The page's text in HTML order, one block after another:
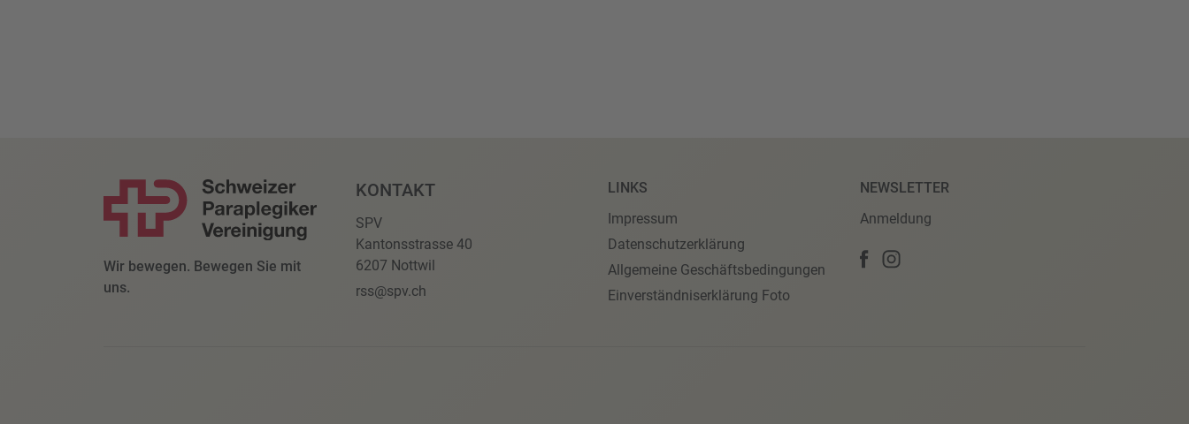
Wir bewegen. Bewegen Sie mit
uns.
KONTAKT
SPV
Kantonsstrasse 40
6207 Nottwil
rss@spv.ch
LINKS
Impressum
Datenschutzerklärung
Allgemeine Geschäftsbedingungen
Einverständniserklärung Foto
NEWSLETTER
Anmeldung